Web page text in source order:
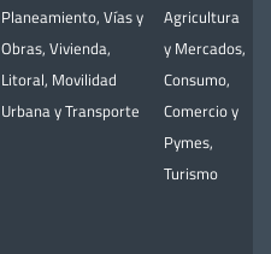
Planeamiento, Vías y
Obras, Vivienda,
Litoral, Movilidad
Urbana y Transporte
Agricultura
y Mercados,
Consumo,
Comercio y
Pymes,
Turismo